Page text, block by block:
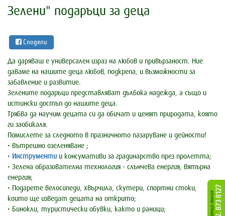
Зелени" подаръци за деца
Сподели
Да даряваш е универсален израз на любов и привързаност. Ние
даваме на нашите деца любов, подкрепа, и възможности за
забавление и развитие.
Зелените подаръци представляват дълбока надежда, а също и
истински достъп до нашите деца.
Трябва да научим децата си да обичат и ценят природата, която
ги заобикаля.
Помислете за следното в празничното пазаруване и дейности!
• Вътрешно озеленяване ;
• Инструменти и консумативи за градинарство през пролетта;
• Зелена образователна технология - слънчева енергия, вятърна
енергия;
• Подарете велосипеди, хвърчила, скутери, спортни стоки,
които ще изведат децата на открито;
• Бинокли, туристически обувки, както и раници;